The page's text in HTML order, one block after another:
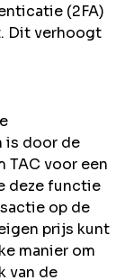
(2FA)
Dit verhoogt
is door de
voor een
deze functie
op de
prijs kunt
manier om
van de